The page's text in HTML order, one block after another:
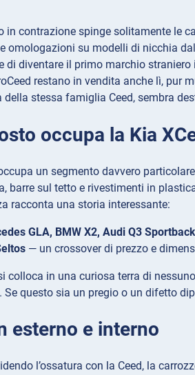
in contrazione spinge solitamente le
omologazioni su modelli di nicchia
di diventare il primo marchio
restano in vendita anche lì, pur
stessa famiglia Ceed, sembra
occupa la Kia
un segmento davvero
barre sul tetto e rivestimenti in
racconta una storia interessante:
GLA, BMW X2, Audi Q3 Sportback
— un crossover di prezzo e
colloca in una curiosa terra di
Se questo sia un pregio o un difetto
esterno e interno
l’ossatura con la Ceed, la